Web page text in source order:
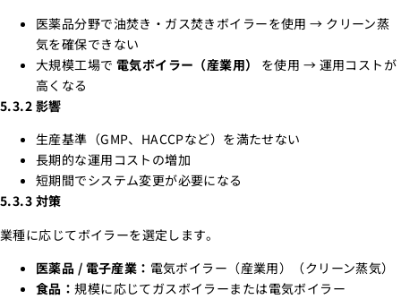
医薬品分野で油焚き・ガス焚きボイラーを使用 → クリーン蒸
気を確保できない
大規模工場で 電気ボイラー（産業用）
を使用 → 運用コストが
高くなる
5.3.2 影響
生産基準（GMP、HACCPなど）を満たせない
長期的な運用コストの増加
短期間でシステム変更が必要になる
5.3.3 対策
業種に応じてボイラーを選定します。
医薬品 / 電子産業： 電気ボイラー（産業用）（クリーン蒸気）
食品：規模に応じてガスボイラーまたは電気ボイラー